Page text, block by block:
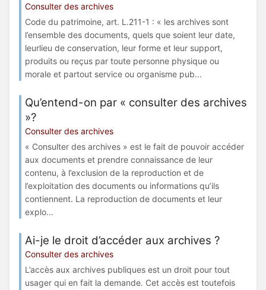
Consulter des archives
Code du patrimoine, art. L.211-1 : « les archives sont
l’ensemble des documents, quels que soient leur date,
leurlieu de conservation, leur forme et leur support,
produits ou reçus par toute personne physique ou
morale et partout service ou organisme pub...
Qu’entend-on par « consulter des archives
»?
Consulter des archives
« Consulter des archives » est le fait de pouvoir accéder
aux documents et prendre connaissance de leur
contenu, à l’exclusion de la reproduction et de
l’exploitation des documents ou informations qu’ils
contiennent. La reproduction de documents et leur
explo...
Ai-je le droit d’accéder aux archives ?
Consulter des archives
L’accès aux archives publiques est un droit pour tout
usager qui en fait la demande. Cet accès est toutefois